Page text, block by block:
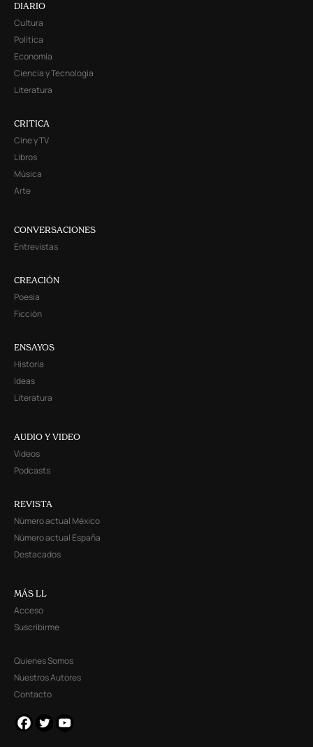
DIARIO
Cultura
Política
Economía
Ciencia y Tecnología
Literatura
CRITICA
Cine y TV
Libros
Música
Arte
CONVERSACIONES
Entrevistas
CREACIÓN
Poesía
Ficción
ENSAYOS
Historia
Ideas
Literatura
AUDIO Y VIDEO
Videos
Podcasts
REVISTA
Número actual México
Número actual España
Destacados
MÁS LL
Acceso
Suscribirme
Quienes Somos
Nuestros Autores
Contacto